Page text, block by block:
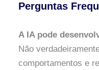
Perguntas
A IA pode
Não
comportamentos e